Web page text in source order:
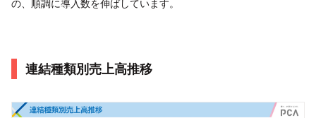
の、順調に導入数を伸ばしています。
連結種類別売上高推移